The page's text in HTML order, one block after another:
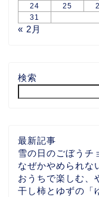
24
25
31
« 2月
検索
最新記事
雪の日のごぼうチ
なぜかやめられな
おうちで楽しむ、
干し柿とゆずの「